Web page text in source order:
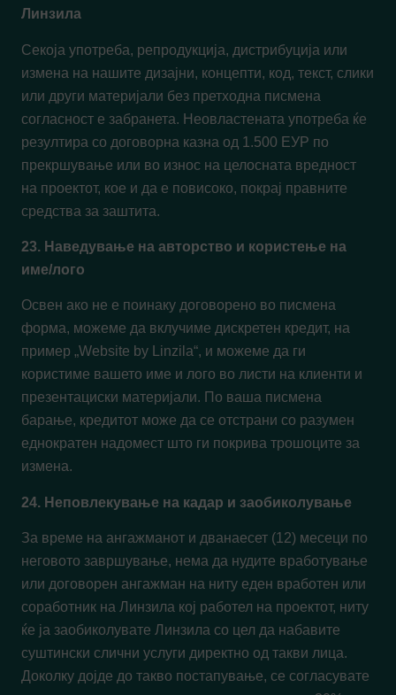
Линзила
Секоја употреба, репродукција, дистрибуција или
измена на нашите дизајни, концепти, код, текст, слики
или други материјали без претходна писмена
согласност е забранета. Неовластената употреба ќе
резултира со договорна казна од 1.500 ЕУР по
прекршување или во износ на целосната вредност
на проектот, кое и да е повисоко, покрај правните
средства за заштита.
23. Наведување на авторство и користење на
име/лого
Освен ако не е поинаку договорено во писмена
форма, можеме да вклучиме дискретен кредит, на
пример „Website by Linzila“, и можеме да ги
користиме вашето име и лого во листи на клиенти и
презентациски материјали. По ваша писмена
барање, кредитот може да се отстрани со разумен
еднократен надомест што ги покрива трошоците за
измена.
24. Неповлекување на кадар и заобиколување
За време на ангажманот и дванаесет (12) месеци по
неговото завршување, нема да нудите вработување
или договорен ангажман на ниту еден вработен или
соработник на Линзила кој работел на проектот, ниту
ќе ја заобиколувате Линзила со цел да набавите
суштински слични услуги директно од такви лица.
Доколку дојде до такво постапување, се согласувате